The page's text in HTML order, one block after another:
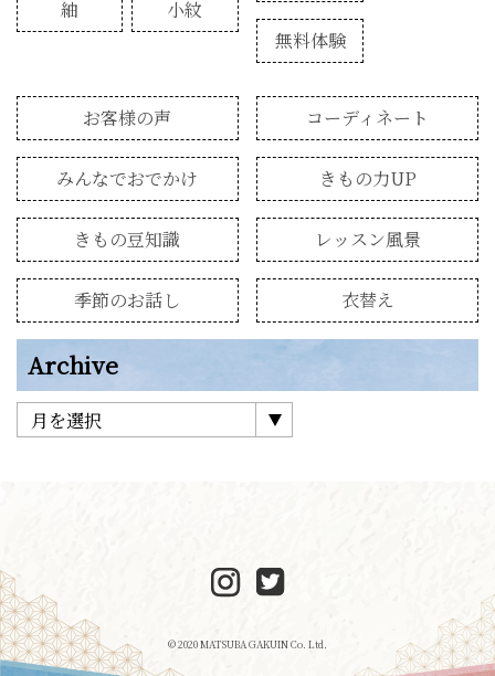
紬 小紋
無料体験
お客様の声 コーディネート
みんなでおでかけ きもの力UP
きもの豆知識 レッスン風景
季節のお話し 衣替え
Archive
© 2020 MATSUBA GAKUIN Co. Ltd.